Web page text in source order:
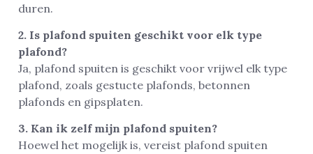
duren.
2. Is plafond spuiten geschikt voor elk type
plafond?
Ja, plafond spuiten is geschikt voor vrijwel elk type
plafond, zoals gestucte plafonds, betonnen
plafonds en gipsplaten.
3. Kan ik zelf mijn plafond spuiten?
Hoewel het mogelijk is, vereist plafond spuiten